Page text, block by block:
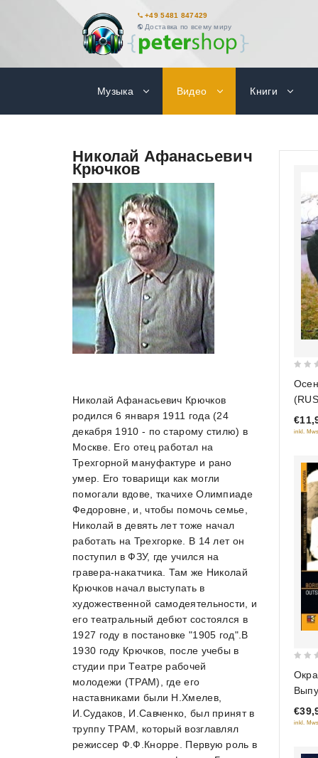
+49 5481 847429
Доставка по всему миру
Музыка Видео Книги
of
5
inkl.
out
of
5
inkl.
Николай Афанасьевич
Крючков
Николай Афанасьевич Крючков
родился 6 января 1911 года (24
декабря 1910 - по старому стилю) в
Москве. Его отец работал на
Трехгорной мануфактуре и рано
умер. Его товарищи как могли
помогали вдове, ткачихе Олимпиаде
Федоровне, и, чтобы помочь семье,
Николай в девять лет тоже начал
работать на Трехгорке. В 14 лет он
поступил в ФЗУ, где учился на
гравера-накатчика. Там же Николай
Крючков начал выступать в
художественной самодеятельности, и
его театральный дебют состоялся в
1927 году в постановке "1905 год".В
1930 году Крючков, после учебы в
студии при Театре рабочей
молодежи (ТРАМ), где его
наставниками были Н.Хмелев,
И.Судаков, И.Савченко, был принят в
труппу ТРАМ, который возглавлял
режиссер Ф.Ф.Кнорре. Первую роль в